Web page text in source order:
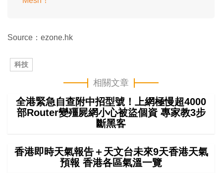
Source：ezone.hk
科技
相關文章
全港緊急自查附中招型號！上網極慢超4000
部Router變殭屍網小心被盜個資 專家教3步
斷黑客
香港即時天氣報告＋天文台未來9天香港天氣
預報 香港各區氣溫一覽